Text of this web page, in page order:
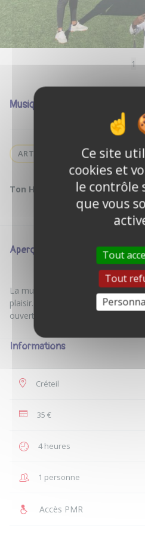
1
Musique
ART
Ton Hôte : Andre D.
Aperçu
La musique c’est ceux qui nous
plaisir. Ceux qui ont des styles de
Informations
Créteil
35 €
4 heures
1 personne
Accès PMR
Ce site
cookies et
le contrôle
que vous
Tout
Tout